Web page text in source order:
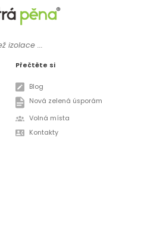
izolace ...
Přečtěte si
Blog
Nová zelená úsporám
Volná místa
Kontakty